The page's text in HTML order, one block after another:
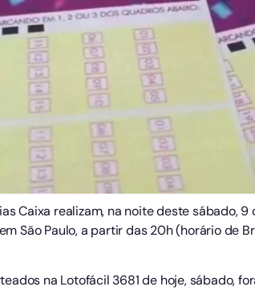
Caixa realizam, na noite deste sábado, 9
São Paulo, a partir das 20h (horário de
na Lotofácil 3681 de hoje,